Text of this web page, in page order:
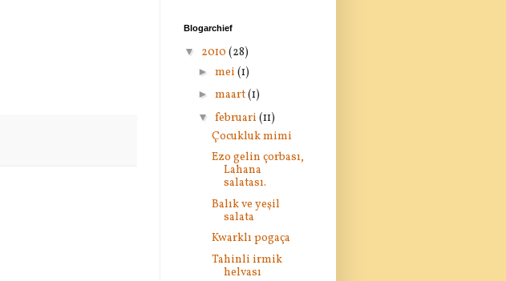
Blogarchief
▼ 2010 (28)
► mei (1)
► maart(1)
▼ februari (11)
Çocukluk mimi
Ezo gelin çorbası,
Lahana
salatası.
Balık ve yeşil
salata
Kwarklı pogaça
Tahinli irmik
helvası